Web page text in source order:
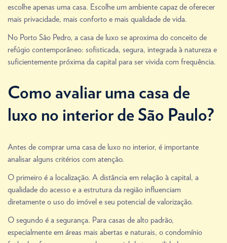
escolhe apenas uma casa. Escolhe um ambiente capaz de oferecer
mais privacidade, mais conforto e mais qualidade de vida.
No Porto São Pedro, a casa de luxo se aproxima do conceito de
refúgio contemporâneo: sofisticada, segura, integrada à natureza e
suficientemente próxima da capital para ser vivida com frequência.
Como avaliar uma casa de
luxo no interior de São Paulo?
Antes de comprar uma casa de luxo no interior, é importante
analisar alguns critérios com atenção.
O primeiro é a localização. A distância em relação à capital, a
qualidade do acesso e a estrutura da região influenciam
diretamente o uso do imóvel e seu potencial de valorização.
O segundo é a segurança. Para casas de alto padrão,
especialmente em áreas mais abertas e naturais, o condomínio